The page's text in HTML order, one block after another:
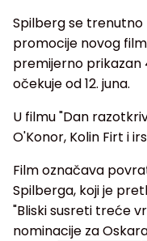
Spilberg se trenutno
promocije novog
premijerno prikazan
očekuje od 12. juna.
U filmu "Dan
O'Konor, Kolin Firt i
Film označava
Spilberga, koji je
"Bliski susreti treće
nominacije za Oskara